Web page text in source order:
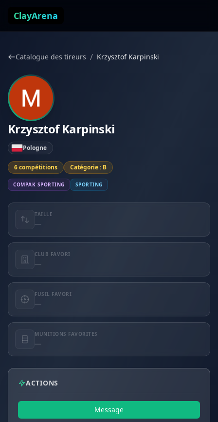
ClayArena
Catalogue des tireurs / Krzysztof Karpinski
Krzysztof Karpinski
Pologne
6 compétitions Catégorie : B
COMPAK SPORTING SPORTING
TAILLE
—
CLUB FAVORI
—
FUSIL FAVORI
—
MUNITIONS FAVORITES
—
ACTIONS
Message